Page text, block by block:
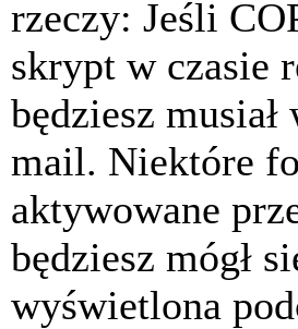
rzeczy: Jeśli
skrypt w czasie
będziesz
mail. Niektóre
aktywowane
będziesz mógł
wyświetlona